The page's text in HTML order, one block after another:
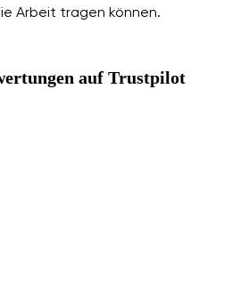
Arbeit tragen können.
auf Trustpilot